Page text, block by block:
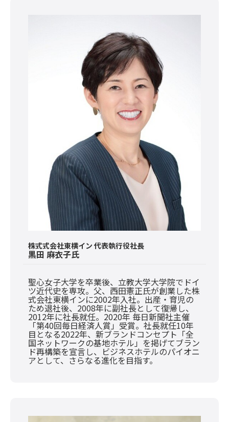
株式式会社東横イン 代表執行役社長
黒田 麻衣子氏
聖心女子大学を卒業後、立教大学大学院でドイ
ツ近代史を専攻。父、西田憲正氏が創業した株
式会社東横インに2002年入社。出産・育児の
ため退社後、2008年に副社長として復帰し、
2012年に社長就任。2020年 毎日新聞社主催
「第40回毎日経済人賞」受賞。社長就任10年
目となる2022年、新ブランドコンセプト「全
国ネットワークの基地ホテル」を掲げてブラン
ド再構築を宣言し、ビジネスホテルのパイオニ
アとして、さらなる進化を目指す。